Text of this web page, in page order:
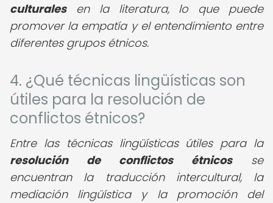
culturalesen la literatura, lo que puede
promover la empatía y el entendimiento entre
diferentes grupos étnicos.
4. ¿Qué técnicas lingüísticas son
útiles para la resolución de
conflictos étnicos?
Entre las técnicas lingüísticas útiles para la
resolución de conflictos étnicosse
encuentran la traducción intercultural, la
mediación lingüística y la promoción del